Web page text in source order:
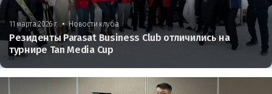
11 марта 2026 г. • Новости клуба
Резиденты Parasat Business Club отличились на
турнире Tan Media Cup